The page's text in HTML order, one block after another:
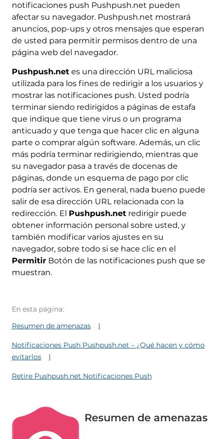
notificaciones push Pushpush.net pueden
afectar su navegador. Pushpush.net mostrará
anuncios, pop-ups y otros mensajes que esperan
de usted para permitir permisos dentro de una
página web del navegador.
Pushpush.netes una dirección URL maliciosa
utilizada para los fines de redirigir a los usuarios y
mostrar las notificaciones push. Usted podría
terminar siendo redirigidos a páginas de estafa
que indique que tiene virus o un programa
anticuado y que tenga que hacer clic en alguna
parte o comprar algún software. Además, un clic
más podría terminar redirigiendo, mientras que
su navegador pasa a través de docenas de
páginas, donde un esquema de pago por clic
podría ser activos. En general, nada bueno puede
salir de esa dirección URL relacionada con la
redirección. El Pushpush.netredirigir puede
obtener información personal sobre usted, y
también modificar varios ajustes en su
navegador, sobre todo si se hace clic en el
PermitirBotón de las notificaciones push que se
muestran.
En esta página:
Resumen de amenazas
Notificaciones Push Pushpush.net – ¿Qué hacen y cómo
evitarlos
Retire Pushpush.net Notificaciones Push
Resumen de amenazas